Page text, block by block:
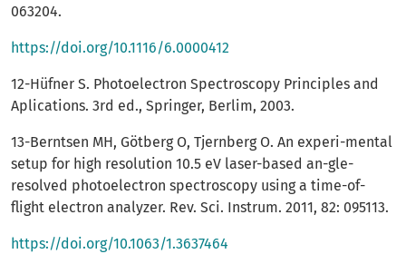
063204.
https://doi.org/10.1116/6.0000412
12-Hüfner S. Photoelectron Spectroscopy Principles and
Aplications. 3rd ed., Springer, Berlim, 2003.
13-Berntsen MH, Götberg O, Tjernberg O. An experi-mental
setup for high resolution 10.5 eV laser-based an-gle-
resolved photoelectron spectroscopy using a time-of-
flight electron analyzer. Rev. Sci. Instrum. 2011, 82: 095113.
https://doi.org/10.1063/1.3637464